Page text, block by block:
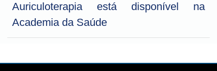
Auriculoterapia está disponível na
Academia da Saúde